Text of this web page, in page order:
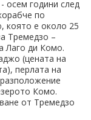
осем години след
по
която е около 25
Тремедзо –
Лаго ди Комо.
(цената на
перлата на
Комо.
от Тремедзо